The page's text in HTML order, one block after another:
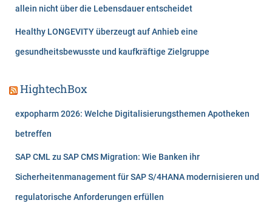
allein nicht über die Lebensdauer entscheidet
Healthy LONGEVITY überzeugt auf Anhieb eine
gesundheitsbewusste und kaufkräftige Zielgruppe
HightechBox
expopharm 2026: Welche Digitalisierungsthemen Apotheken
betreffen
SAP CML zu SAP CMS Migration: Wie Banken ihr
Sicherheitenmanagement für SAP S/4HANA modernisieren und
regulatorische Anforderungen erfüllen